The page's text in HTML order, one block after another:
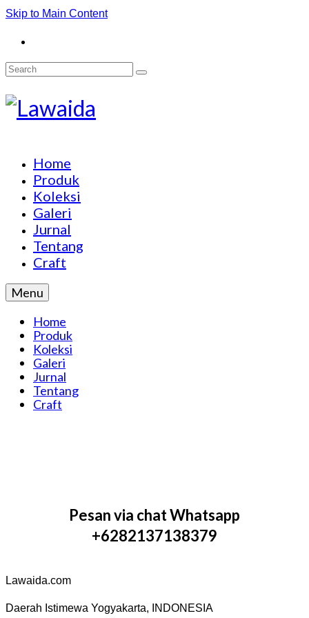
Skip to Main Content
Search
Home
Produk
Koleksi
Galeri
Jurnal
Tentang
Craft
Menu
Home
Produk
Koleksi
Galeri
Jurnal
Tentang
Craft
Pesan via chat Whatsapp
+6282137138379
Lawaida.com
Daerah Istimewa Yogyakarta, INDONESIA